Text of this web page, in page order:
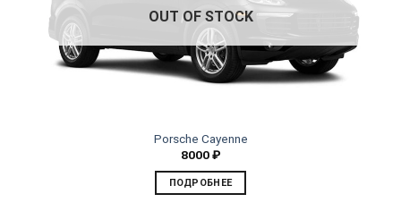
OUT OF STOCK
Porsche Cayenne
8000₽
ПОДРОБНЕЕ